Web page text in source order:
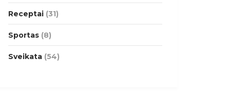
Receptai (31)
Sportas (8)
Sveikata (54)